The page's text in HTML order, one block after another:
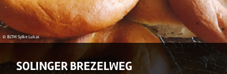
© BLTM Sylke Lukas
SOLINGER BREZELWEG